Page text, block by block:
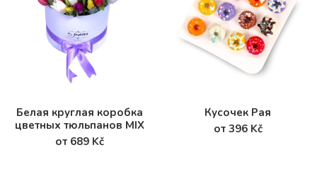
Белая круглая коробка
цветных тюльпанов MIX
от 689 Kč
Кусочек Рая
от 396 Kč